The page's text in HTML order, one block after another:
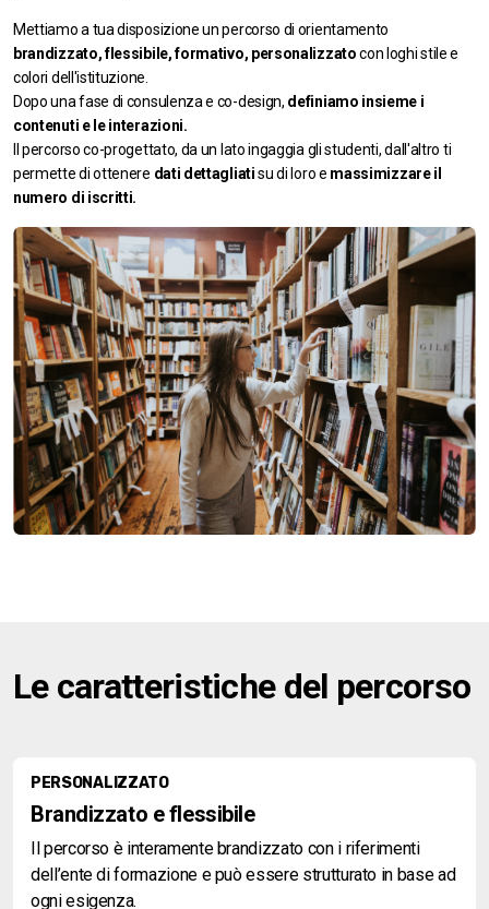
Mettiamo a tua disposizione un percorso di orientamento
brandizzato, flessibile, formativo, personalizzatocon loghi stile e
colori dell'istituzione.
Dopo una fase di consulenza e co-design, definiamo insieme i
contenuti e le interazioni.
Il percorso co-progettato, da un lato ingaggia gli studenti, dall'altro ti
permette di ottenere dati dettagliatisu di loro e massimizzare il
numero di iscritti.
Le caratteristiche del percorso
PERSONALIZZATO
Brandizzato e flessibile
Il percorso è interamente brandizzato con i riferimenti
dell’ente di formazione e può essere strutturato in base ad
ogni esigenza.